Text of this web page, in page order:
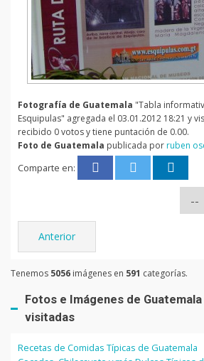
Fotografía de Guatemala "Tabla
Esquipulas" agregada el 03.01.2012 18:21 y
recibido 0 votos y tiene puntación de 0.00.
Foto de Guatemala publicada porruben
Comparte en:
Anterior
Tenemos 5056 imágenes en 591 categorías.
Fotos e Imágenes de Guatemala
visitadas
Recetas de Comidas Típicas de Guatemala